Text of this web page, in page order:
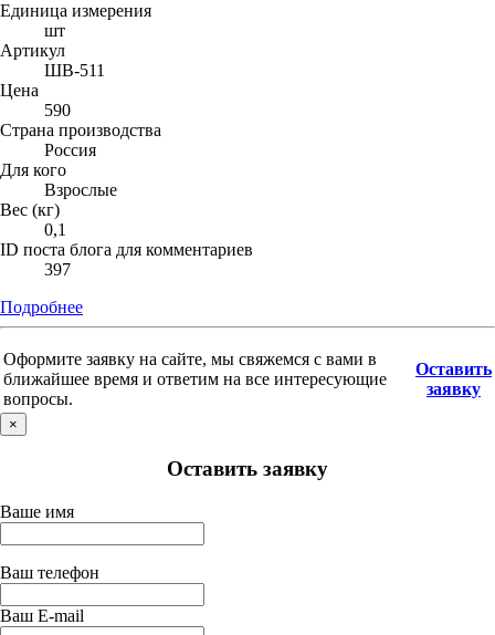
Единица измерения
шт
Артикул
ШВ-511
Цена
590
Страна производства
Россия
Для кого
Взрослые
Вес (кг)
0,1
ID поста блога для комментариев
397
Подробнее
Оформите заявку на сайте, мы свяжемся с вами в
ближайшее время и ответим на все интересующие
вопросы.
Оставить
заявку
×
Оставить заявку
Ваше имя
Ваш телефон
Ваш E-mail